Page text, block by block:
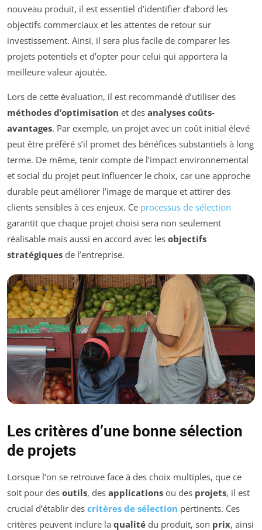
nouveau produit, il est essentiel d’identifier d’abord les
objectifs commerciaux et les attentes de retour sur
investissement. Ainsi, il sera plus facile de comparer les
projets potentiels et d’opter pour celui qui apportera la
meilleure valeur ajoutée.
Lors de cette évaluation, il est recommandé d’utiliser des
méthodes d’optimisation et des analyses coûts-
avantages. Par exemple, un projet avec un coût initial élevé
peut être préféré s’il promet des bénéfices substantiels à long
terme. De même, tenir compte de l’impact environnemental
et social du projet peut influencer le choix, car une approche
durable peut améliorer l’image de marque et attirer des
clients sensibles à ces enjeux. Ce processus de sélection
garantit que chaque projet choisi sera non seulement
réalisable mais aussi en accord avec les objectifs
stratégiques de l’entreprise.
Les critères d’une bonne sélection
de projets
Lorsque l’on se retrouve face à des choix multiples, que ce
soit pour des outils, des applications ou des projets, il est
crucial d’établir des critères de sélection pertinents. Ces
critères peuvent inclure la qualité du produit, son prix, ainsi